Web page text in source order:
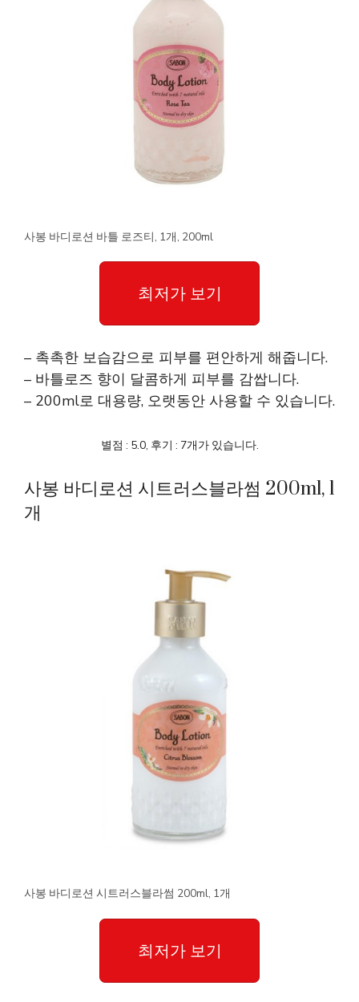
사봉 바디로션 바틀 로즈티, 1개, 200ml
최저가 보기
– 촉촉한 보습감으로 피부를 편안하게 해줍니다.
– 바틀로즈 향이 달콤하게 피부를 감쌉니다.
– 200ml로 대용량, 오랫동안 사용할 수 있습니다.
별점 : 5.0, 후기 : 7개가 있습니다.
사봉 바디로션 시트러스블라썸 200ml, 1
개
사봉 바디로션 시트러스블라썸 200ml, 1개
최저가 보기